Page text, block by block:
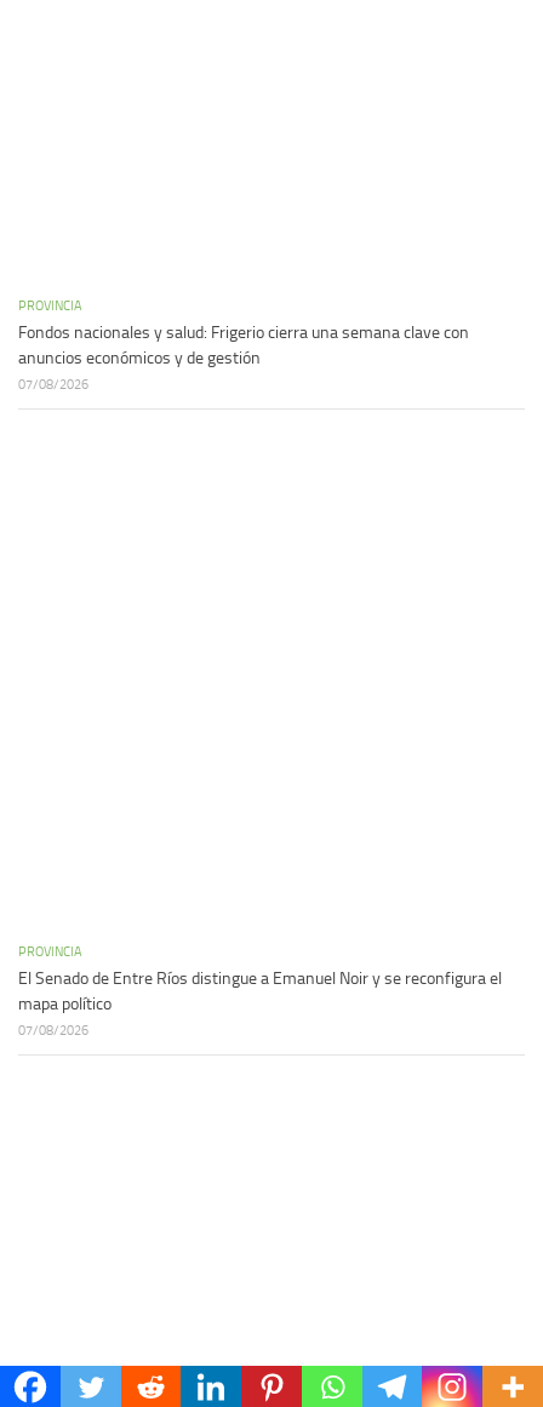
PROVINCIA
Fondos nacionales y salud: Frigerio cierra una semana clave con
anuncios económicos y de gestión
07/08/2026
PROVINCIA
El Senado de Entre Ríos distingue a Emanuel Noir y se reconfigura el
mapa político
07/08/2026